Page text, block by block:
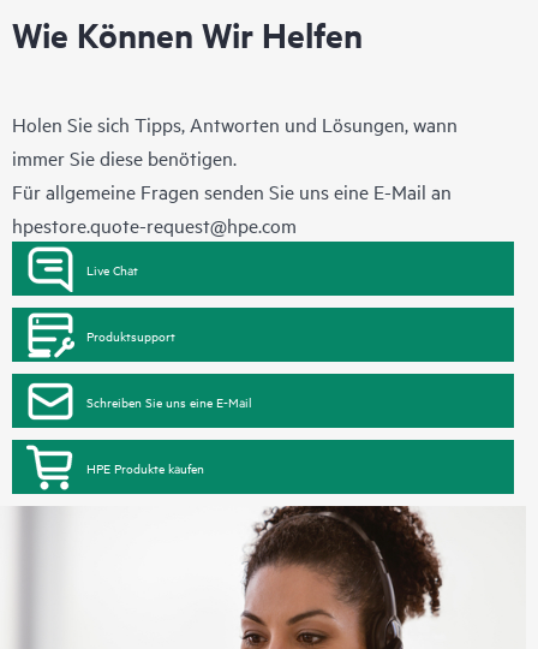
Wie Können Wir Helfen
Holen Sie sich Tipps, Antworten und Lösungen, wann
immer Sie diese benötigen.
Für allgemeine Fragen senden Sie uns eine E-Mail an
hpestore.quote-request@hpe.com
Live Chat
Produktsupport
Schreiben Sie uns eine E-Mail
HPE Produkte kaufen